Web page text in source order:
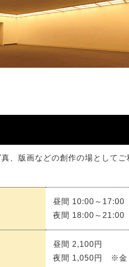
、版画などの創作の場として
昼間 10:00～17:00
夜間 18:00～
昼間 2,100円
夜間 1,050円 ※金